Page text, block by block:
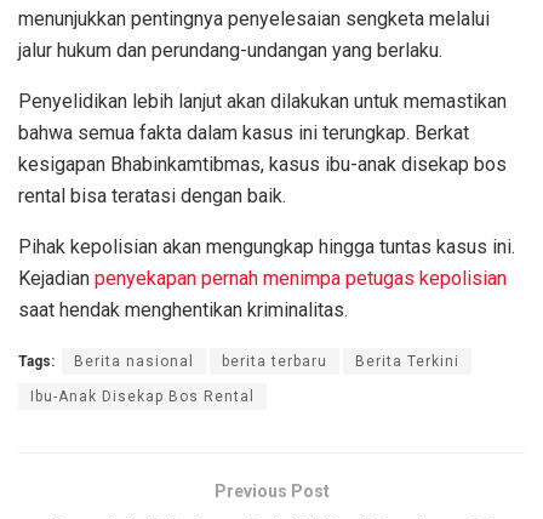
menunjukkan pentingnya penyelesaian sengketa melalui
jalur hukum dan perundang-undangan yang berlaku.
Penyelidikan lebih lanjut akan dilakukan untuk memastikan
bahwa semua fakta dalam kasus ini terungkap. Berkat
kesigapan Bhabinkamtibmas, kasus ibu-anak disekap bos
rental bisa teratasi dengan baik.
Pihak kepolisian akan mengungkap hingga tuntas kasus ini.
Kejadian penyekapan pernah menimpa petugas kepolisian
saat hendak menghentikan kriminalitas.
Tags: Berita nasional berita terbaru Berita Terkini
Ibu-Anak Disekap Bos Rental
Previous Post